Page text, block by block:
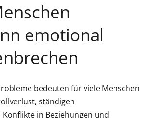
emotional
bedeuten für viele Menschen
ständigen
Konflikte in Beziehungen und